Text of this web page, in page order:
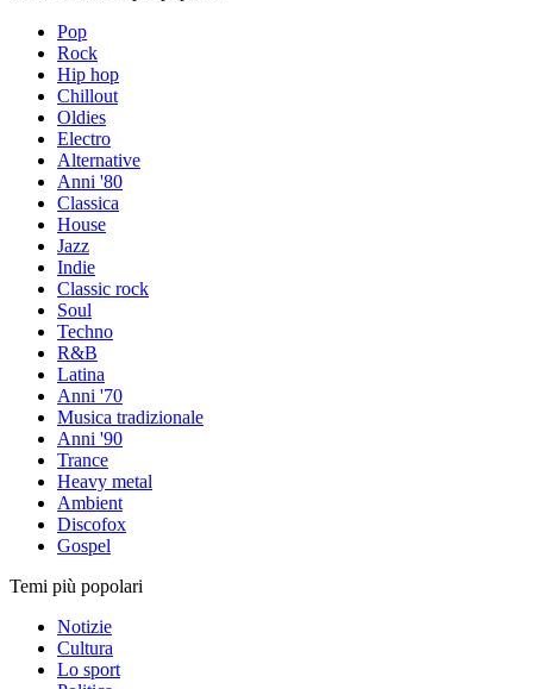
Pop
Rock
Hip hop
Chillout
Oldies
Electro
Alternative
Anni '80
Classica
House
Jazz
Indie
Classic rock
Soul
Techno
R&B
Latina
Anni '70
Musica tradizionale
Anni '90
Trance
Heavy metal
Ambient
Discofox
Gospel
Temi più popolari
Notizie
Cultura
Lo sport